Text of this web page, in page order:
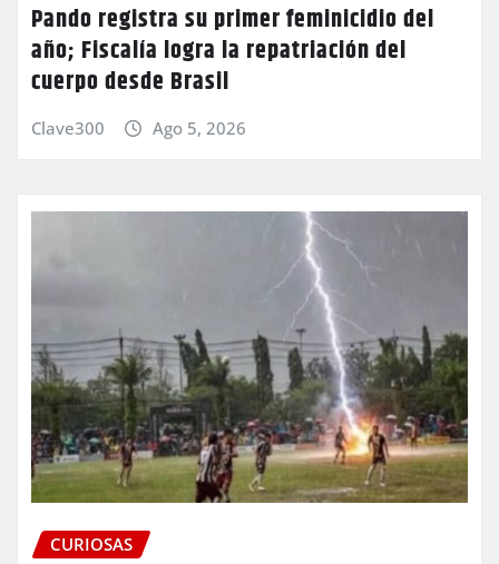
Pando registra su primer feminicidio del
año; Fiscalía logra la repatriación del
cuerpo desde Brasil
Clave300 Ago 5, 2026
CURIOSAS